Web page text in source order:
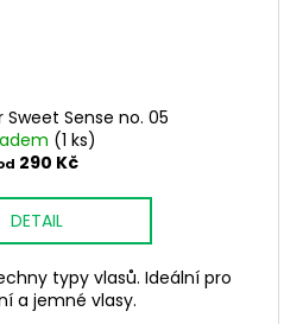
Sense no. 05
(1 ks)
290 Kč
DETAIL
typy vlasů. Ideální pro
a jemné vlasy.